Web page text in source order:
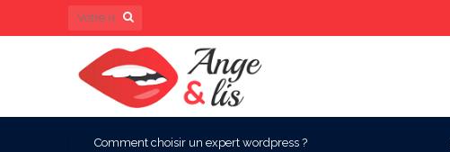
Comment choisir un expert wordpress ?